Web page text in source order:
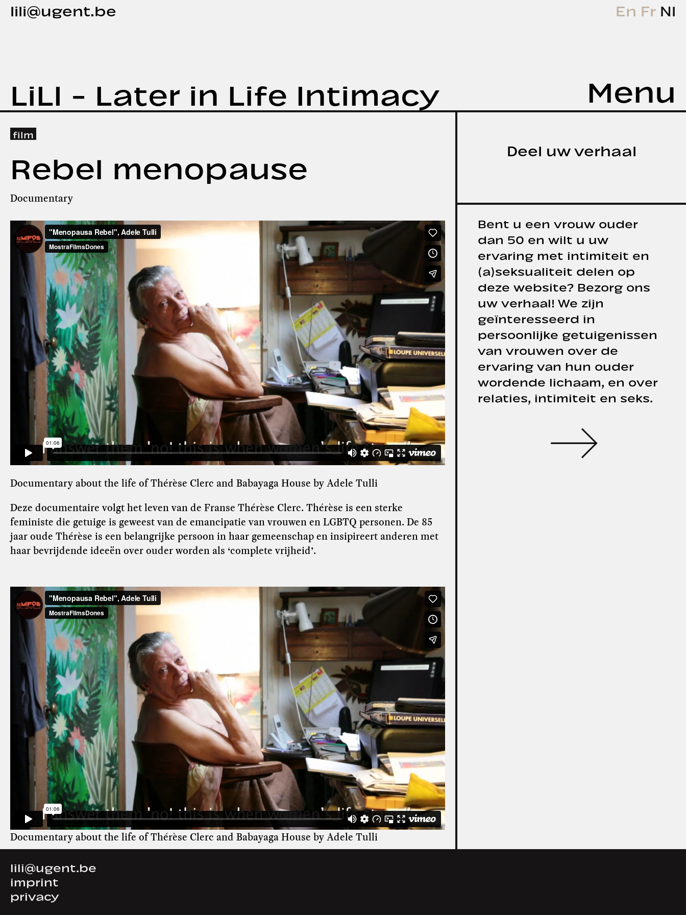
lili@ugent.be En Fr Nl
LiLI - Later in Life Intimacy Menu
film
Rebel menopause
Documentary
Documentary about the life of Thérèse Clerc and Babayaga House by Adele Tulli
Deze documentaire volgt het leven van de Franse Thérèse Clerc. Thérèse is een sterke
feministe die getuige is geweest van de emancipatie van vrouwen en LGBTQ personen. De 85
jaar oude Thérèse is een belangrijke persoon in haar gemeenschap en insipireert anderen met
haar bevrijdende ideeën over ouder worden als ‘complete vrijheid’.
Documentary about the life of Thérèse Clerc and Babayaga House by Adele Tulli
Deel uw verhaal
Bent u een vrouw ouder
dan 50 en wilt u uw
ervaring met intimiteit en
(a)seksualiteit delen op
deze website? Bezorg ons
uw verhaal! We zijn
geïnteresseerd in
persoonlijke getuigenissen
van vrouwen over de
ervaring van hun ouder
wordende lichaam, en over
relaties, intimiteit en seks.
lili@ugent.be
imprint
privacy